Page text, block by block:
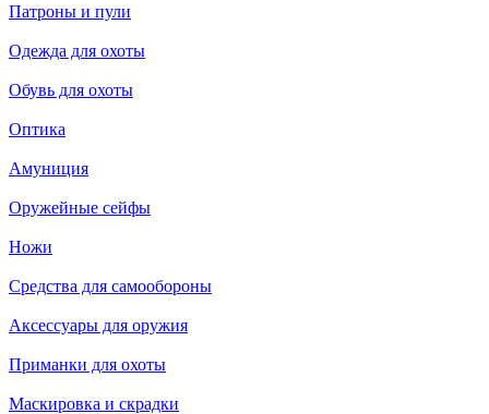
Патроны и пули
Одежда для охоты
Обувь для охоты
Оптика
Амуниция
Оружейные сейфы
Ножи
Средства для самообороны
Аксессуары для оружия
Приманки для охоты
Маскировка и скрадки